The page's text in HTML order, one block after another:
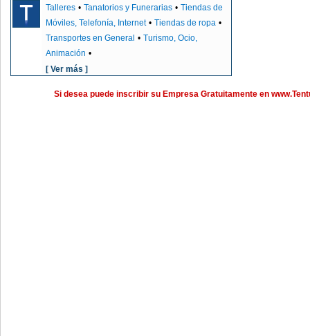
Talleres • Tanatorios y Funerarias • Tiendas de
Móviles, Telefonía, Internet • Tiendas de ropa •
Transportes en General • Turismo, Ocio,
Animación •
[ Ver más ]
Si desea puede inscribir su Empresa Gratuitamente en